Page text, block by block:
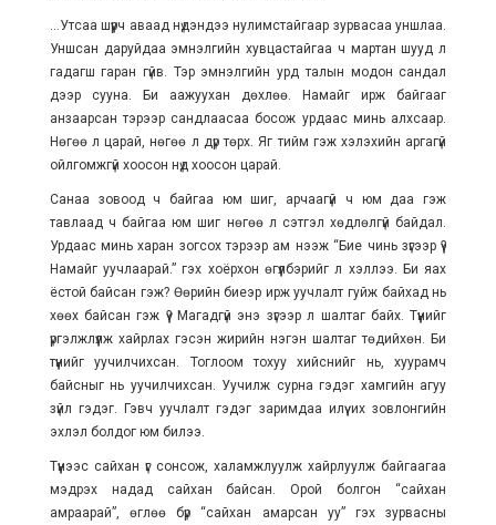
...Утсаа шүүрч аваад нүдэндээ нулимстайгаар зурвасаа уншлаа.
Уншсан даруйдаа эмнэлгийн хувцастайгаа ч мартан шууд л
гадагш гаран гүйв. Тэр эмнэлгийн урд талын модон сандал
дээр сууна. Би аажуухан дөхлөө. Намайг ирж байгааг
анзаарсан тэрээр сандлаасаа босож урдаас минь алхсаар.
Нөгөө л царай, нөгөө л дүр төрх. Яг тийм гэж хэлэхийн аргагүй
ойлгомжгүй хоосон нүд хоосон царай.
Санаа зовоод ч байгаа юм шиг, арчаагүй ч юм даа гэж
тавлаад ч байгаа юм шиг нөгөө л сэтгэл хөдлөлгүй байдал.
Урдаас минь харан зогсох тэрээр ам нээж “Бие чинь зүгээр үү?
Намайг уучлаарай.” гэх хоёрхон өгүүлбэрийг л хэллээ. Би яах
ёстой байсан гэж? Өөрийн биеэр ирж уучлалт гуйж байхад нь
хөөх байсан гэж үү? Магадгүй энэ зүгээр л шалтаг байх. Түүнийг
үргэлжлүүлж хайрлах гэсэн жирийн нэгэн шалтаг төдийхөн. Би
түүнийг уучилчихсан. Тоглоом тохуу хийснийг нь, хуурамч
байсныг нь уучилчихсан. Уучилж сурна гэдэг хамгийн агуу
зүйл гэдэг. Гэвч уучлалт гэдэг заримдаа илүү их зовлонгийн
эхлэл болдог юм билээ.
Түүнээс сайхан үг сонсож, халамжлуулж хайрлуулж байгаагаа
мэдрэх надад сайхан байсан. Орой болгон “сайхан
амраарай”, өглөө бүр “сайхан амарсан уу” гэх зурвасны